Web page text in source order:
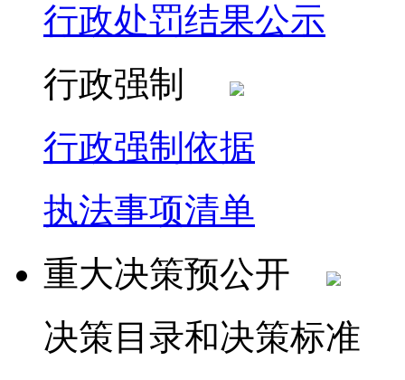
行政处罚结果公示
行政强制
行政强制依据
执法事项清单
重大决策预公开
决策目录和决策标准